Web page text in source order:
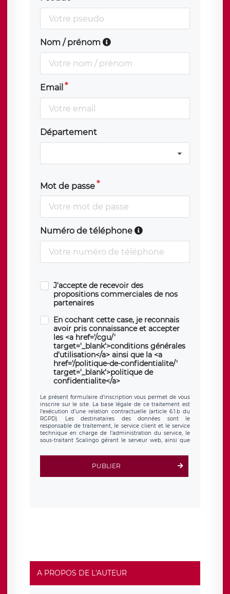
Nom / prénom
Email
Département
Mot de passe
Numéro de téléphone
J'accepte de recevoir des
propositions commerciales de nos
partenaires
En cochant cette case, je reconnais
avoir pris connaissance et accepter
les <a href='/cgu/'
target='_blank'>conditions générales
d'utilisation</a> ainsi que la <a
href='/politique-de-confidentialite/'
target='_blank'>politique de
confidentialite</a>
Le présent formulaire d’inscription vous permet de vous
inscrire sur le site. La base légale de ce traitement est
l’exécution d’une relation contractuelle (article 6.1.b du
RGPD). Les destinataires des données sont le
responsable de traitement, le service client et le service
technique en charge de l’administration du service, le
sous-traitant Scalingo gérant le serveur web, ainsi que
toute personne légalement autorisée. Le formulaire
d’inscription est hébergé sur un serveur hébergé par
clauses de
protection conformes au RGPD
. Les données collectées
sont conservées jusqu’à ce que l’Internaute en sollicite la
rue Léopold Sédar Senghor, joignable à l’adresse mail :
responsabledetraitement@legavox.fr. Vous avez
également le droit d’introduire une réclamation auprès
d’une autorité de contrôle.
PUBLIER
A PROPOS DE L'AUTEUR